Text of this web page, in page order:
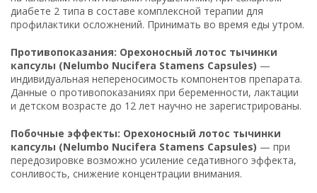
диабете 2 типа в составе комплексной терапии для
профилактики осложнений. Принимать во время еды утром.
Противопоказания: Орехоносный лотос тычинки
капсулы (Nelumbo Nucifera Stamens Capsules) —
индивидуальная непереносимость компонентов препарата.
Данные о противопоказаниях при беременности, лактации
и детском возрасте до 12 лет научно не зарегистрированы.
Побочные эффекты: Орехоносный лотос тычинки
капсулы (Nelumbo Nucifera Stamens Capsules) — при
передозировке возможно усиление седативного эффекта,
сонливость, снижение концентрации внимания.